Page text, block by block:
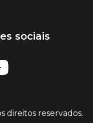
sociais
direitos reservados.